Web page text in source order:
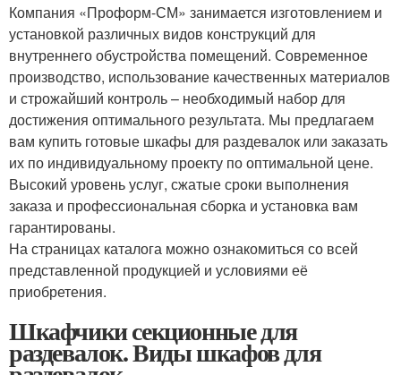
Компания «Проформ-СМ» занимается изготовлением и
установкой различных видов конструкций для
внутреннего обустройства помещений. Современное
производство, использование качественных материалов
и строжайший контроль – необходимый набор для
достижения оптимального результата. Мы предлагаем
вам купить готовые шкафы для раздевалок или заказать
их по индивидуальному проекту по оптимальной цене.
Высокий уровень услуг, сжатые сроки выполнения
заказа и профессиональная сборка и установка вам
гарантированы.
На страницах каталога можно ознакомиться со всей
представленной продукцией и условиями её
приобретения.
Шкафчики секционные для
раздевалок. Виды шкафов для